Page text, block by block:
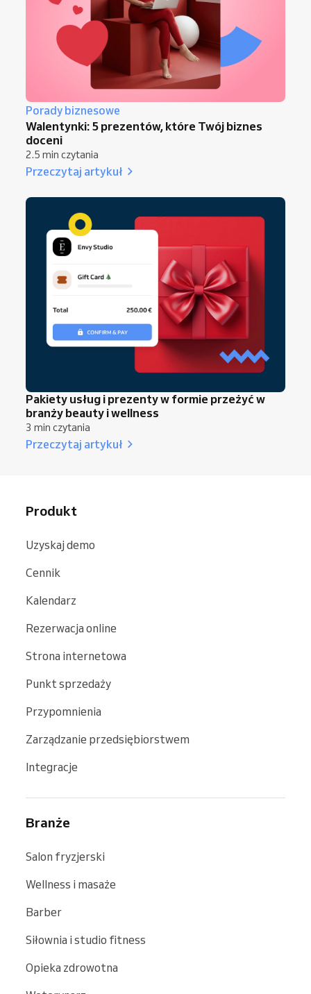
Porady biznesowe
Walentynki: 5 prezentów, które Twój biznes
doceni
2.5 min czytania
Przeczytaj artykuł
Pakiety usług i prezenty w formie przeżyć w
branży beauty i wellness
3 min czytania
Przeczytaj artykuł
Produkt
Uzyskaj demo
Cennik
Kalendarz
Rezerwacja online
Strona internetowa
Punkt sprzedaży
Przypomnienia
Zarządzanie przedsiębiorstwem
Integracje
Branże
Salon fryzjerski
Wellness i masaże
Barber
Siłownia i studio fitness
Opieka zdrowotna